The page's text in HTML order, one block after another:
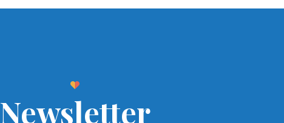
Newsletter